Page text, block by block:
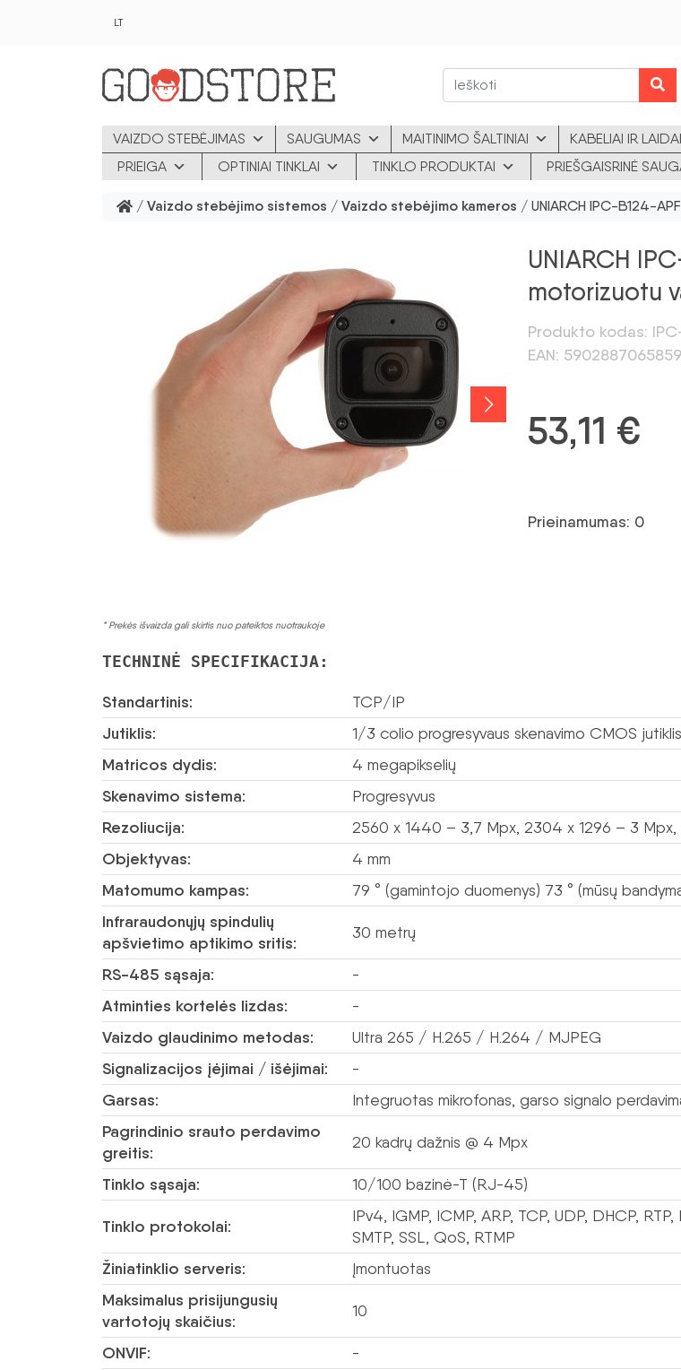
LT
VAIZDO STEBĖJIMAS SAUGUMAS MAITINIMO ŠALTINIAI KABELIAI IR LAIDAI
PRIEIGA
OPTINIAI TINKLAI TINKLO PRODUKTAI PRIEŠGAISRINĖ
/ Vaizdo stebėjimo sistemos / Vaizdo stebėjimo kameros / UNIARCH IPC-B124-
* Prekės išvaizda gali skirtis nuo pateiktos nuotraukoje
UNIARCH
motorizuotu
Produkto kodas:
EAN: 5902887065859
53,11 €
Prieinamumas: 0
TECHNINĖ SPECIFIKACIJA:
Standartinis: TCP/IP
Jutiklis: 1/3 colio progresyvaus skenavimo CMOS jutiklis
Matricos dydis: 4 megapikselių
Skenavimo sistema: Progresyvus
Rezoliucija: 2560 x 1440 – 3,7 Mpx, 2304 x 1296 – 3 Mpx,
Objektyvas: 4 mm
Matomumo kampas: 79 ° (gamintojo duomenys) 73 ° (mūsų
Infraraudonųjų spindulių
apšvietimo aptikimo sritis:
30 metrų
RS-485 sąsaja: -
Atminties kortelės lizdas: -
Vaizdo glaudinimo metodas: Ultra 265 / H.265 / H.264 / MJPEG
Signalizacijos įėjimai / išėjimai: -
Garsas: Integruotas mikrofonas, garso signalo
Pagrindinio srauto perdavimo
greitis:
20 kadrų dažnis @ 4 Mpx
Tinklo sąsaja: 10/100 bazinė-T (RJ-45)
Tinklo protokolai:
IPv4, IGMP, ICMP, ARP, TCP, UDP, DHCP, RTP,
SMTP, SSL, QoS, RTMP
Žiniatinklio serveris: Įmontuotas
Maksimalus prisijungusių
vartotojų skaičius:
10
ONVIF: -